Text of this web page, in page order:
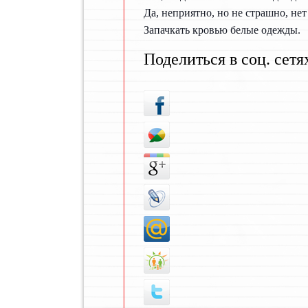
Да, неприятно, но не страшно, нет
Запачкать кровью белые одежды.
Поделиться в соц.